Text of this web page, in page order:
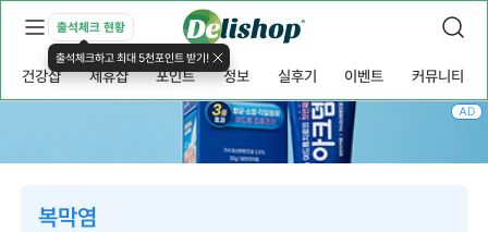
출석체크 현황
출석체크하고 최대 5천포인트 받기!
건강샵 제휴샵 포인트 정보 실후기 이벤트 커뮤니티
복막염
AD